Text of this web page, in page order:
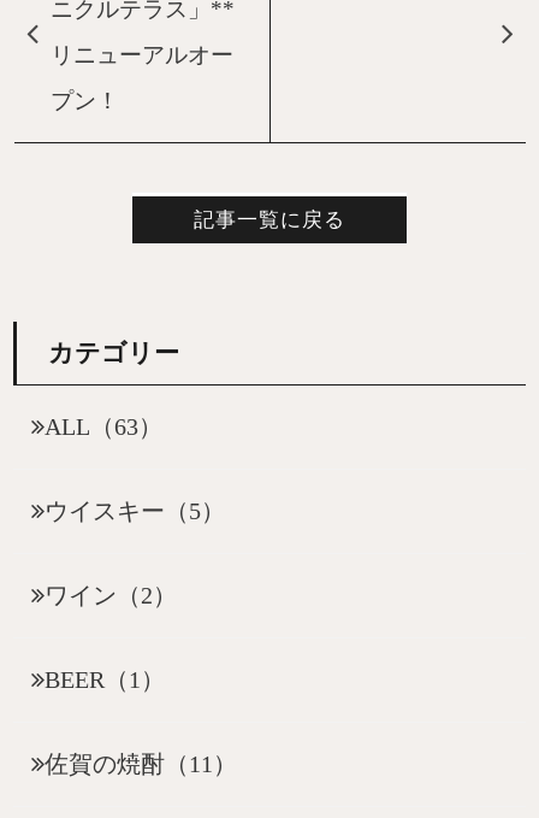
ニクルテラス」**
リニューアルオー
プン！
記事一覧に戻る
カテゴリー
ALL（63）
ウイスキー（5）
ワイン（2）
BEER（1）
佐賀の焼酎（11）